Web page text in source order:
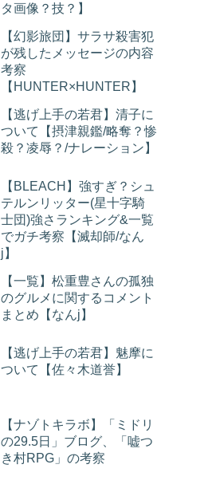
タ画像？技？】
【幻影旅団】サラサ殺害犯
が残したメッセージの内容
考察
【HUNTER×HUNTER】
【逃げ上手の若君】清子に
ついて【摂津親鑑/略奪？惨
殺？凌辱？/ナレーション】
【BLEACH】強すぎ？シュ
テルンリッター(星十字騎
士団)強さランキング&一覧
でガチ考察【滅却師/なん
j】
【一覧】松重豊さんの孤独
のグルメに関するコメント
まとめ【なんj】
【逃げ上手の若君】魅摩に
ついて【佐々木道誉】
【ナゾトキラボ】「ミドリ
の29.5日」ブログ、「嘘つ
き村RPG」の考察